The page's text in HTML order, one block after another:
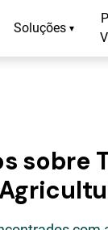
Soluções ▾
sobre